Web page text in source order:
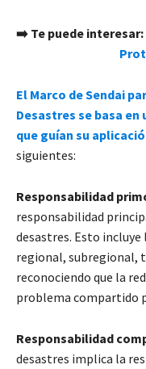
➡️ Te puede interesar:
El Marco de Sendai
Desastres se basa
que guían su
siguientes:
Responsabilidad
responsabilidad
desastres. Esto
regional, subregional,
reconociendo que la
problema compartido
Responsabilidad
desastres implica la